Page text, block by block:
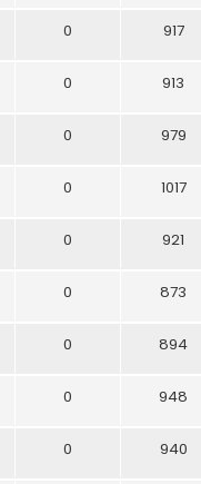
0 917
0 913
0 979
0 1017
0 921
0 873
0 894
0 948
0 940